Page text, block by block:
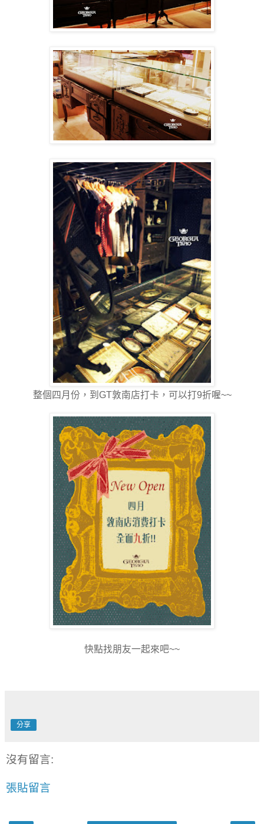
整個四月份，到GT敦南店打卡，可以打9折喔~~
快點找朋友一起來吧~~
分享
沒有留言:
張貼留言